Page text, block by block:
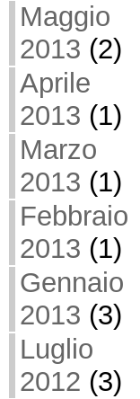
Maggio
2013 (2)
Aprile
2013 (1)
Marzo
2013 (1)
Febbraio
2013 (1)
Gennaio
2013 (3)
Luglio
2012 (3)